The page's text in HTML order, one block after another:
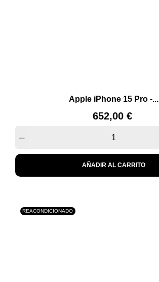
Apple iPhone 15 Pro -...
Precio
652,00 €
–
AÑADIR AL CARRITO
REACONDICIONADO